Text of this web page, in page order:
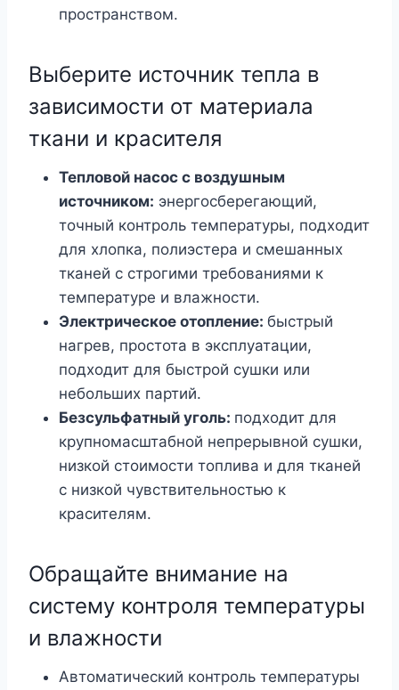
пространством.
Выберите источник тепла в
зависимости от материала
ткани и красителя
Тепловой насос с воздушным
источником: энергосберегающий,
точный контроль температуры, подходит
для хлопка, полиэстера и смешанных
тканей с строгими требованиями к
температуре и влажности.
Электрическое отопление: быстрый
нагрев, простота в эксплуатации,
подходит для быстрой сушки или
небольших партий.
Безсульфатный уголь: подходит для
крупномасштабной непрерывной сушки,
низкой стоимости топлива и для тканей
с низкой чувствительностью к
красителям.
Обращайте внимание на
систему контроля температуры
и влажности
Автоматический контроль температуры